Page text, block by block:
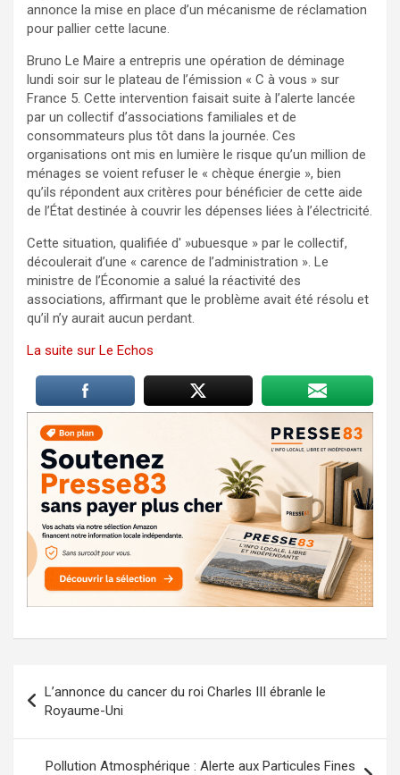
annonce la mise en place d’un mécanisme de réclamation
pour pallier cette lacune.
Bruno Le Maire a entrepris une opération de déminage
lundi soir sur le plateau de l’émission « C à vous » sur
France 5. Cette intervention faisait suite à l’alerte lancée
par un collectif d’associations familiales et de
consommateurs plus tôt dans la journée. Ces
organisations ont mis en lumière le risque qu’un million de
ménages se voient refuser le « chèque énergie », bien
qu’ils répondent aux critères pour bénéficier de cette aide
de l’État destinée à couvrir les dépenses liées à l’électricité.
Cette situation, qualifiée d' »ubuesque » par le collectif,
découlerait d’une « carence de l’administration ». Le
ministre de l’Économie a salué la réactivité des
associations, affirmant que le problème avait été résolu et
qu’il n’y aurait aucun perdant.
La suite sur Le Echos
de
l’article
L’annonce du cancer du roi Charles III ébranle le
Royaume-Uni
Pollution Atmosphérique : Alerte aux Particules Fines